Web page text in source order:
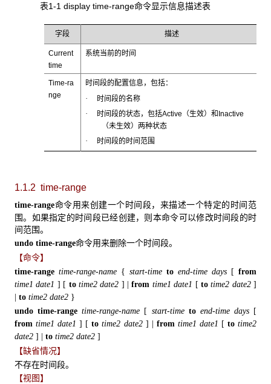
表1-1 display time-range命令显示信息描述表
字段 描述
Current
time
系统当前的时间
Time-ra
nge
时间段的配置信息，包括：
· 时间段的名称
· 时间段的状态，包括Active（生效）和Inactive
（未生效）两种状态
· 时间段的时间范围
1.1.2 time-range
time-range命令用来创建一个时间段，来描述一个特定的时间范
围。如果指定的时间段已经创建，则本命令可以修改时间段的时
间范围。
undo time-range命令用来删除一个时间段。
【命令】
time-range time-range-name { start-time to end-time days [ from
time1 date1 ] [ to time2 date2 ] | from time1 date1 [ to time2 date2 ]
| to time2 date2 }
undo time-range time-range-name [ start-time to end-time days
[
from time1 date1 ] [ to time2 date2 ] from time1 date1 [ to time2
date2 ] to time2 date2 ]
【缺省情况】
不存在时间段。
【视图】